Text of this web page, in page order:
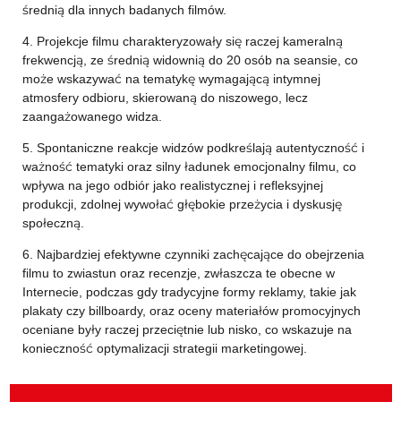
średnią dla innych badanych filmów.
4. Projekcje filmu charakteryzowały się raczej kameralną
frekwencją, ze średnią widownią do 20 osób na seansie, co
może wskazywać na tematykę wymagającą intymnej
atmosfery odbioru, skierowaną do niszowego, lecz
zaangażowanego widza.
5. Spontaniczne reakcje widzów podkreślają autentyczność i
ważność tematyki oraz silny ładunek emocjonalny filmu, co
wpływa na jego odbiór jako realistycznej i refleksyjnej
produkcji, zdolnej wywołać głębokie przeżycia i dyskusję
społeczną.
6. Najbardziej efektywne czynniki zachęcające do obejrzenia
filmu to zwiastun oraz recenzje, zwłaszcza te obecne w
Internecie, podczas gdy tradycyjne formy reklamy, takie jak
plakaty czy billboardy, oraz oceny materiałów promocyjnych
oceniane były raczej przeciętnie lub nisko, co wskazuje na
konieczność optymalizacji strategii marketingowej.